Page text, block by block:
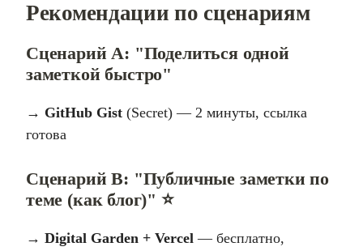
Рекомендации по сценариям
Сценарий A: "Поделиться одной
заметкой быстро"
→ GitHub Gist (Secret) — 2 минуты, ссылка
готова
Сценарий B: "Публичные заметки по
теме (как блог)" ⭐
→ Digital Garden + Vercel — бесплатно,